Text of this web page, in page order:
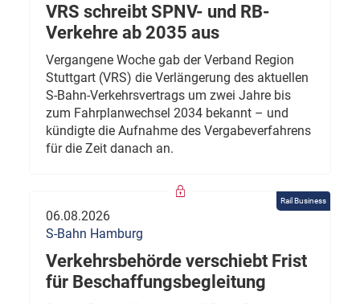
VRS schreibt SPNV- und RB-
Verkehre ab 2035 aus
Vergangene Woche gab der Verband Region
Stuttgart (VRS) die Verlängerung des aktuellen
S-Bahn-Verkehrsvertrags um zwei Jahre bis
zum Fahrplanwechsel 2034 bekannt – und
kündigte die Aufnahme des Vergabeverfahrens
für die Zeit danach an.
Rail Business
06.08.2026
S-Bahn Hamburg
Verkehrsbehörde verschiebt Frist
für Beschaffungsbegleitung